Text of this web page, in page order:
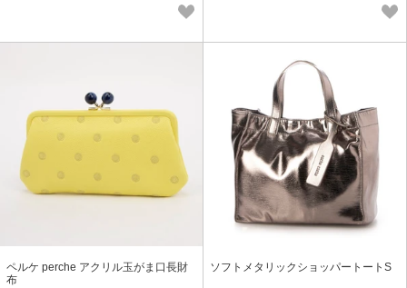
ペルケ perche アクリル玉がま口長財
布
ソフトメタリックショッパートートS